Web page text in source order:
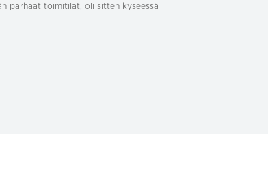
parhaat toimitilat, oli sitten kyseessä